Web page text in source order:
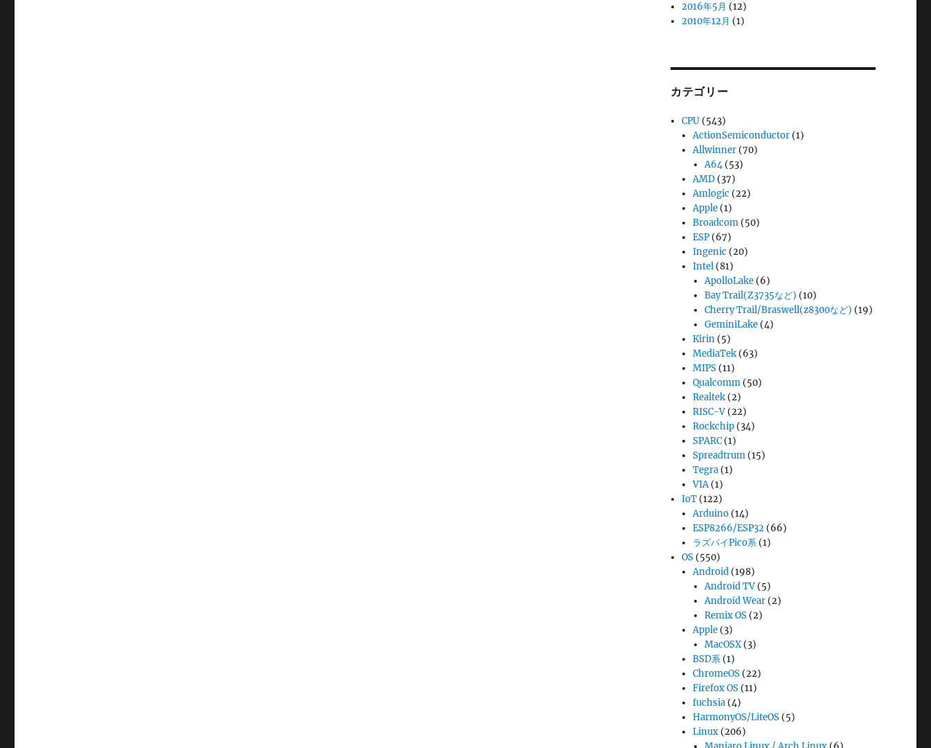
2016年5月 (12)
2010年12月 (1)
カテゴリー
CPU (543)
ActionSemiconductor (1)
Allwinner (70)
A64(53)
AMD (37)
Amlogic (22)
Apple (1)
Broadcom (50)
ESP (67)
Ingenic (20)
Intel (81)
ApolloLake(6)
Bay Trail(Z3735など) (10)
Cherry Trail/Braswell(z8300など) (19)
GeminiLake(4)
Kirin (5)
MediaTek (63)
MIPS (11)
Qualcomm (50)
Realtek (2)
RISC-V (22)
Rockchip (34)
SPARC (1)
Spreadtrum (15)
Tegra (1)
VIA(1)
IoT (122)
Arduino (14)
ESP8266/ESP32 (66)
ラズパイPico系 (1)
OS (550)
Android (198)
Android TV(5)
Android Wear(2)
Remix OS(2)
Apple (3)
MacOSX(3)
BSD系 (1)
ChromeOS (22)
Firefox OS (11)
fuchsia (4)
HarmonyOS/LiteOS (5)
Linux (206)